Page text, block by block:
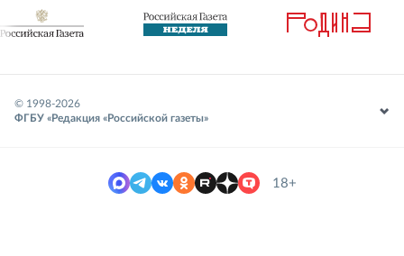
© 1998-2026
ФГБУ «Редакция «Российской газеты»
18+